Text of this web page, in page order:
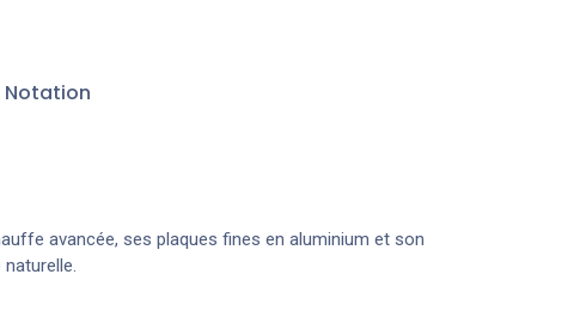
Notation
avancée, ses plaques fines en aluminium et son